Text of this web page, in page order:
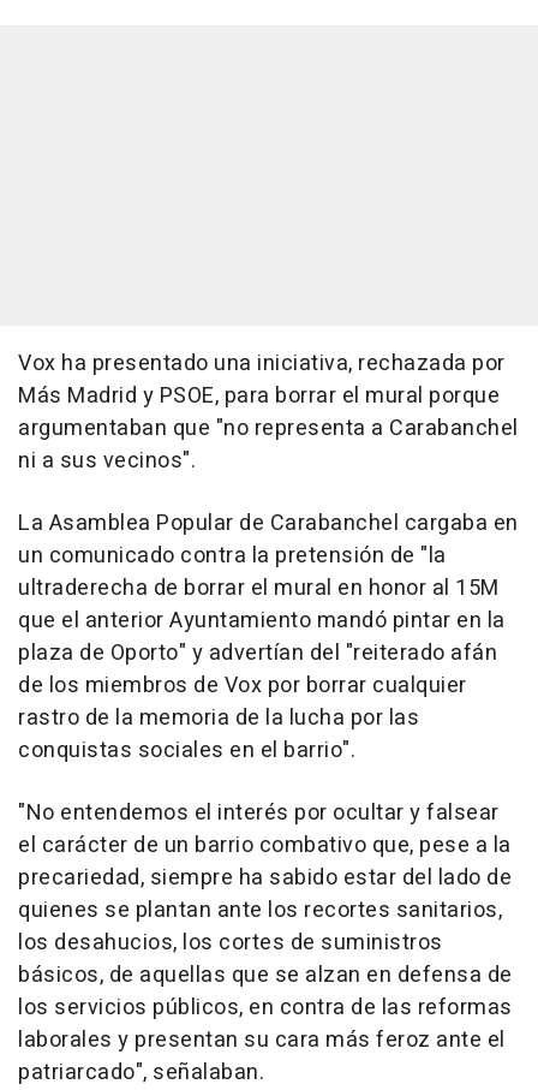
Vox ha presentado una iniciativa, rechazada por
Más Madrid y PSOE, para borrar el mural porque
argumentaban que "no representa a Carabanchel
ni a sus vecinos".
La Asamblea Popular de Carabanchel cargaba en
un comunicado contra la pretensión de "la
ultraderecha de borrar el mural en honor al 15M
que el anterior Ayuntamiento mandó pintar en la
plaza de Oporto" y advertían del "reiterado afán
de los miembros de Vox por borrar cualquier
rastro de la memoria de la lucha por las
conquistas sociales en el barrio".
"No entendemos el interés por ocultar y falsear
el carácter de un barrio combativo que, pese a la
precariedad, siempre ha sabido estar del lado de
quienes se plantan ante los recortes sanitarios,
los desahucios, los cortes de suministros
básicos, de aquellas que se alzan en defensa de
los servicios públicos, en contra de las reformas
laborales y presentan su cara más feroz ante el
patriarcado", señalaban.